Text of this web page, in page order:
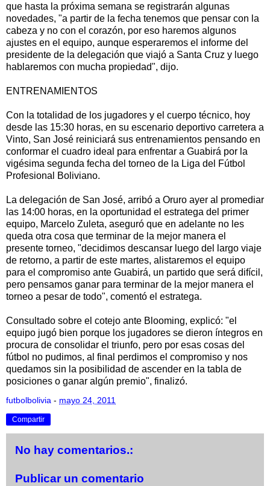
que hasta la próxima semana se registrarán algunas
novedades, "a partir de la fecha tenemos que pensar con la
cabeza y no con el corazón, por eso haremos algunos
ajustes en el equipo, aunque esperaremos el informe del
presidente de la delegación que viajó a Santa Cruz y luego
hablaremos con mucha propiedad", dijo.
ENTRENAMIENTOS
Con la totalidad de los jugadores y el cuerpo técnico, hoy
desde las 15:30 horas, en su escenario deportivo carretera a
Vinto, San José reiniciará sus entrenamientos pensando en
conformar el cuadro ideal para enfrentar a Guabirá por la
vigésima segunda fecha del torneo de la Liga del Fútbol
Profesional Boliviano.
La delegación de San José, arribó a Oruro ayer al promediar
las 14:00 horas, en la oportunidad el estratega del primer
equipo, Marcelo Zuleta, aseguró que en adelante no les
queda otra cosa que terminar de la mejor manera el
presente torneo, "decidimos descansar luego del largo viaje
de retorno, a partir de este martes, alistaremos el equipo
para el compromiso ante Guabirá, un partido que será difícil,
pero pensamos ganar para terminar de la mejor manera el
torneo a pesar de todo", comentó el estratega.
Consultado sobre el cotejo ante Blooming, explicó: "el
equipo jugó bien porque los jugadores se dieron íntegros en
procura de consolidar el triunfo, pero por esas cosas del
fútbol no pudimos, al final perdimos el compromiso y nos
quedamos sin la posibilidad de ascender en la tabla de
posiciones o ganar algún premio", finalizó.
futbolbolivia - mayo 24, 2011
Compartir
No hay comentarios.:
Publicar un comentario